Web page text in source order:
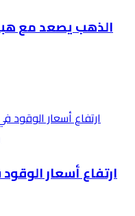
الذهب يصعد مع
ارتفاع أسعار